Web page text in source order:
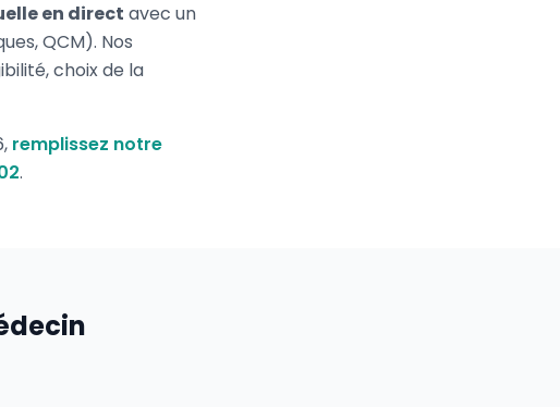
en direct avec un
QCM). Nos
choix de la
remplissez notre
.